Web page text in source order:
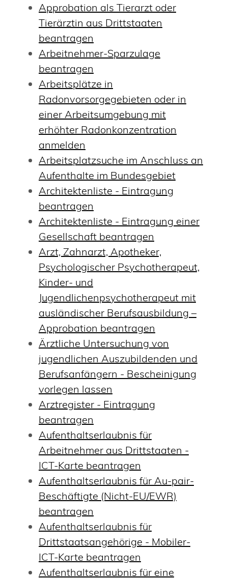
Approbation als Tierarzt oder
Tierärztin aus Drittstaaten
beantragen
Arbeitnehmer-Sparzulage
beantragen
Arbeitsplätze in
Radonvorsorgegebieten oder in
einer Arbeitsumgebung mit
erhöhter Radonkonzentration
anmelden
Arbeitsplatzsuche im Anschluss an
Aufenthalte im Bundesgebiet
Architektenliste - Eintragung
beantragen
Architektenliste - Eintragung einer
Gesellschaft beantragen
Arzt, Zahnarzt, Apotheker,
Psychologischer Psychotherapeut,
Kinder- und
Jugendlichenpsychotherapeut mit
ausländischer Berufsausbildung –
Approbation beantragen
Ärztliche Untersuchung von
jugendlichen Auszubildenden und
Berufsanfängern - Bescheinigung
vorlegen lassen
Arztregister - Eintragung
beantragen
Aufenthaltserlaubnis für
Arbeitnehmer aus Drittstaaten -
ICT-Karte beantragen
Aufenthaltserlaubnis für Au-pair-
Beschäftigte (Nicht-EU/EWR)
beantragen
Aufenthaltserlaubnis für
Drittstaatsangehörige - Mobiler-
ICT-Karte beantragen
Aufenthaltserlaubnis für eine